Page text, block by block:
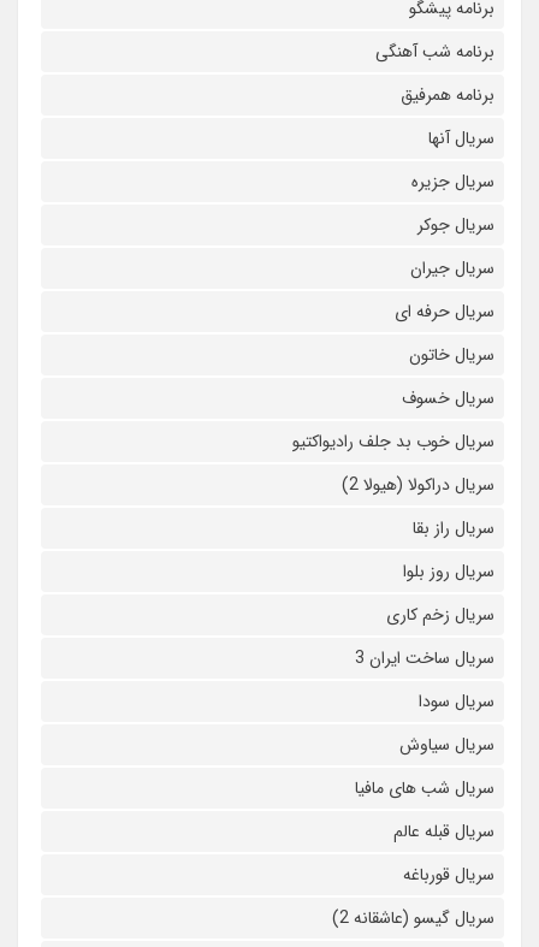
برنامه پیشگو
برنامه شب آهنگی
برنامه همرفیق
سریال آنها
سریال جزیره
سریال جوکر
سریال جیران
سریال حرفه ای
سریال خاتون
سریال خسوف
سریال خوب بد جلف رادیواکتیو
سریال دراکولا (هیولا 2)
سریال راز بقا
سریال روز بلوا
سریال زخم کاری
سریال ساخت ایران 3
سریال سودا
سریال سیاوش
سریال شب های مافیا
سریال قبله عالم
سریال قورباغه
سریال گیسو (عاشقانه 2)